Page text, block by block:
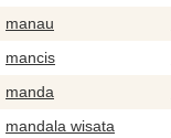
manau
mancis
manda
mandala wisata